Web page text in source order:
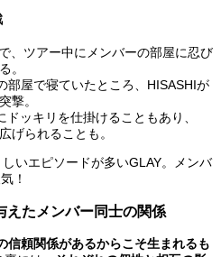
、ツアー中にメンバーの部屋に忍び
。
部屋で寝ていたところ、HISASHIが
撃。
ッキリを仕掛けることもあり、
げられることも。
いエピソードが多いGLAY。メンバ
！
えたメンバー同士の関係
信頼関係があるからこそ生まれるも